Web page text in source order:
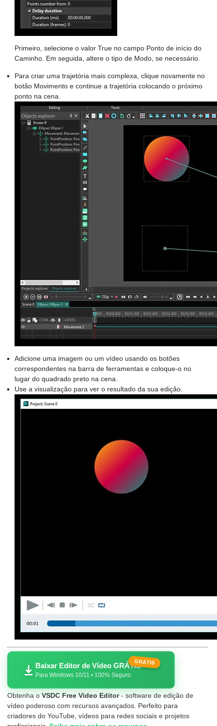
Primeiro, selecione o valor True no campo Ponto de início do
Caminho. Em seguida, altere o tipo de Modo, se necessário.
Para criar uma trajetória mais complexa, clique novamente no
botão Movimento e continue a trajetória colocando o próximo
ponto na cena.
Adicione uma imagem ou um vídeo usando os botões
correspondentes na barra de ferramentas e coloque-o no
lugar do quadrado preto na cena.
Use a visualização para ver o resultado da sua edição.
Baixar Editor de Vídeo GRÁTIS
Para Windows 10/11 • 100% Seguro
GRÁTIS
Obtenha o VSDC Free Video Editor- software de edição de
vídeo poderoso com recursos avançados. Perfeito para
criadores do YouTube, vídeos para redes sociais e projetos